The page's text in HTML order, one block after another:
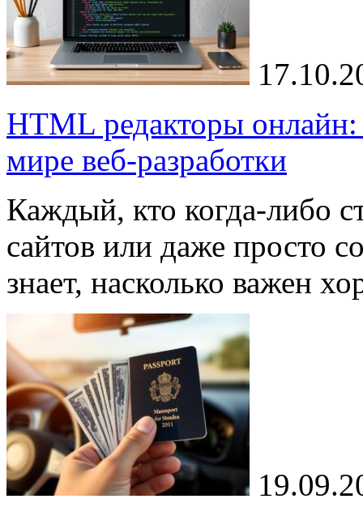
HTML редакторы
мире веб-разработки
Каждый, кто когда-либо
сайтов или даже просто
знает, насколько важен